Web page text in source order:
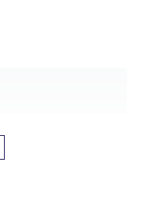
beschikbaar?
zijn?